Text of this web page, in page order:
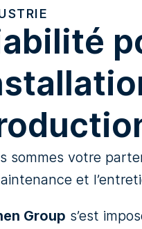
sommes votre
et
Group s’est